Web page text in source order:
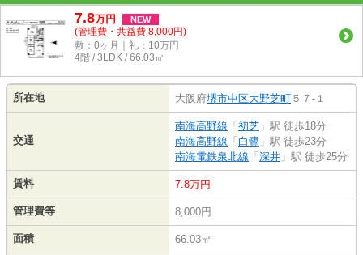
7.8万円 NEW
(管理費・共益費 8,000円)
敷：0ヶ月｜礼：10万円
4階 / 3LDK / 66.03㎡
所在地 大阪府堺市中区大野芝町 ５７-１
交通
南海高野線 「 初芝 」駅 徒歩18分
南海高野線 「 白鷺 」駅 徒歩23分
南海電鉄泉北線 「 深井 」駅 徒歩25分
賃料 7.8万円
管理費等 8,000円
面積 66.03㎡